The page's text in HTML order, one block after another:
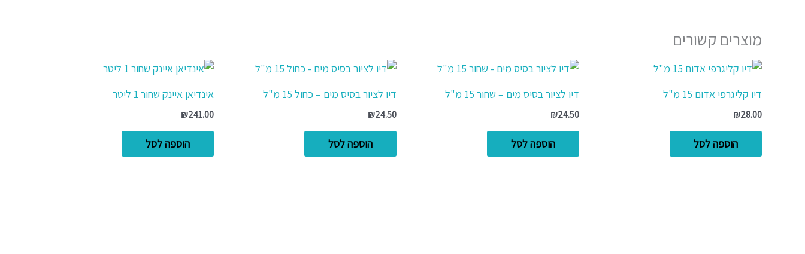
מוצרים קשורים
דיו קליגרפי אדום 15 מ"ל
₪28.00
הוספה לסל
דיו לציור בסיס מים – שחור 15 מ"ל
₪24.50
הוספה לסל
דיו לציור בסיס מים – כחול 15 מ"ל
₪24.50
הוספה לסל
אינדיאן איינק שחור 1 ליטר
₪241.00
הוספה לסל